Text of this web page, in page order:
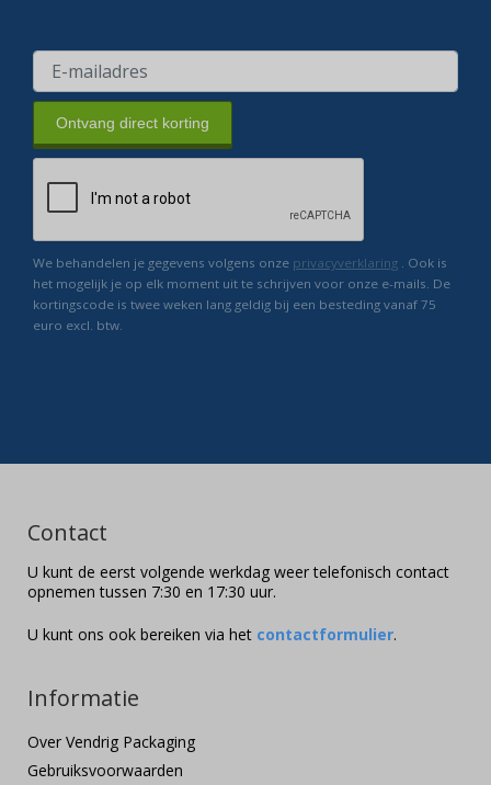
Ontvang direct korting
We behandelen je gegevens volgens onze privacyverklaring . Ook is
het mogelijk je op elk moment uit te schrijven voor onze e-mails. De
kortingscode is twee weken lang geldig bij een besteding vanaf 75
euro excl. btw.
Contact
U kunt de eerst volgende werkdag weer telefonisch contact
opnemen tussen 7:30 en 17:30 uur.
U kunt ons ook bereiken via het contactformulier.
Informatie
Over Vendrig Packaging
Gebruiksvoorwaarden